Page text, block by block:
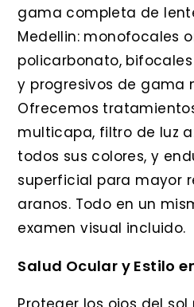
gama completa de
Medellin: monofocales
policarbonato,
y progresivos de gama
Ofrecemos
multicapa, filtro de luz
todos sus colores, y
superficial para mayor
aranos. Todo en un
examen visual incluido.
Salud Ocular y Estilo